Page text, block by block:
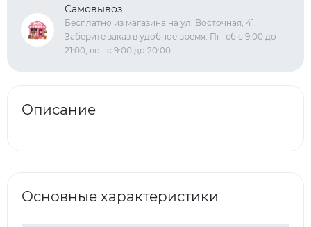
Самовывоз
Бесплатно из магазина на ул. Восточная, 41.
Заберите заказ в удобное время. Пн-сб с 9:00 до
21:00, вс - с 9:00 до 20:00
Описание
Основные характеристики